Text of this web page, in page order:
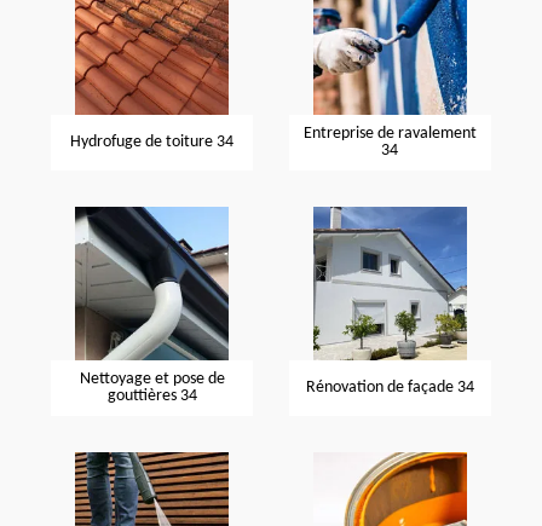
Hydrofuge de toiture 34
Entreprise de ravalement
34
Nettoyage et pose de
gouttières 34
Rénovation de façade 34